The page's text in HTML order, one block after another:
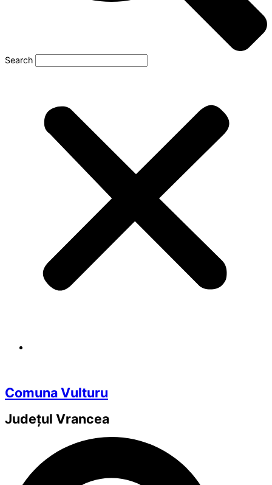
Search
Comuna Vulturu
Județul Vrancea